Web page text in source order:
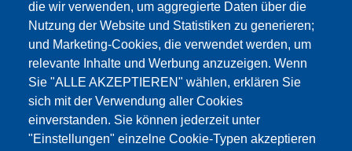
die wir verwenden, um aggregierte Daten über die
Nutzung der Website und Statistiken zu generieren;
und Marketing-Cookies, die verwendet werden, um
relevante Inhalte und Werbung anzuzeigen. Wenn
Sie "ALLE AKZEPTIEREN" wählen, erklären Sie
sich mit der Verwendung aller Cookies
einverstanden. Sie können jederzeit unter
"Einstellungen" einzelne Cookie-Typen akzeptieren
Dieser Inhalt ist blockiert, da die Google Maps
Cookies nicht akzeptiert wurden.
NUR DIE GOOGLE MAPS COOKIES
AKZEPTIEREN.
Alle Cookies akzeptieren